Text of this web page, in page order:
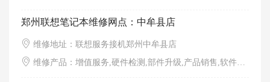
郑州联想笔记本维修网点：中牟县店
维修地址：联想服务接机郑州中牟县店
维修产品：增值服务,硬件检测,部件升级,产品销售,软件调试,外观清洁